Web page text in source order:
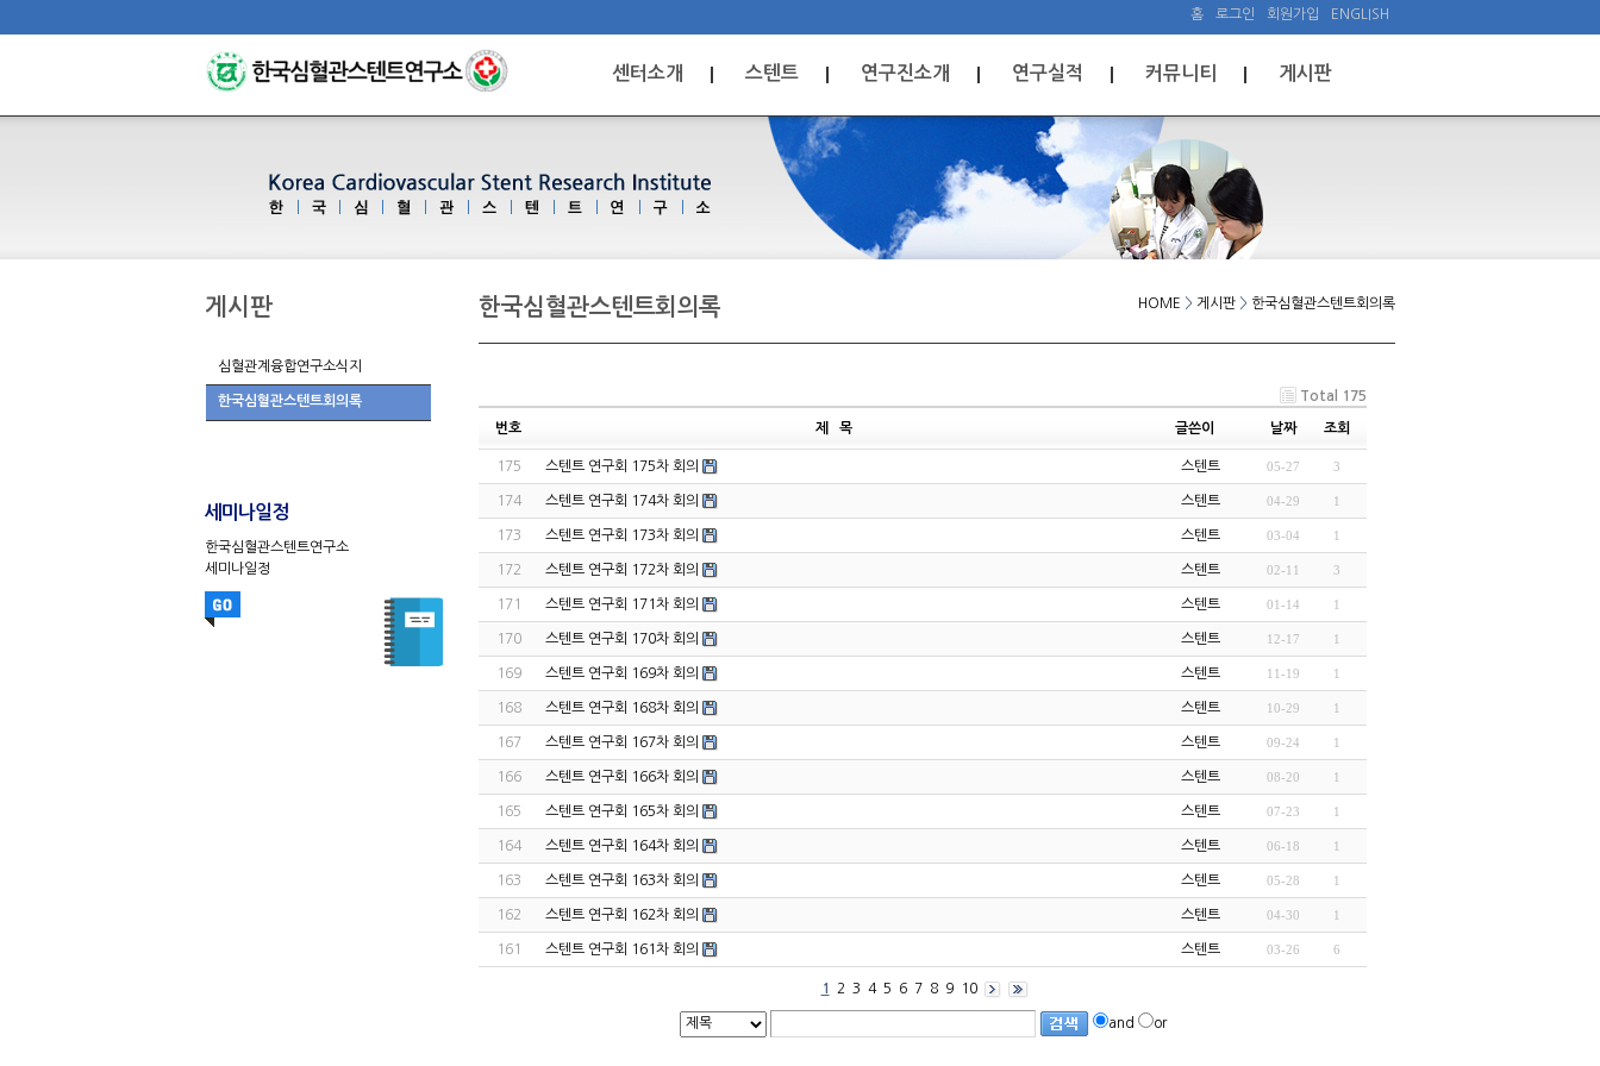
홈 로그인 회원가입 ENGLISH
센터소개 스텐트 연구진소개 연구실적 커뮤니티 게시판
게시판
심혈관계융합연구소식지
한국심혈관스텐트회의록
세미나일정
한국심혈관스텐트연구소
세미나일정
한국심혈관스텐트회의록 HOME > 게시판 > 한국심혈관스텐트회의록
Total 175
번호 제 목 글쓴이 날짜 조회
175 스텐트 연구회 175차 회의 스텐트 05-27 3
174 스텐트 연구회 174차 회의 스텐트 04-29 1
173 스텐트 연구회 173차 회의 스텐트 03-04 1
172 스텐트 연구회 172차 회의 스텐트 02-11 3
171 스텐트 연구회 171차 회의 스텐트 01-14 1
170 스텐트 연구회 170차 회의 스텐트 12-17 1
169 스텐트 연구회 169차 회의 스텐트 11-19 1
168 스텐트 연구회 168차 회의 스텐트 10-29 1
167 스텐트 연구회 167차 회의 스텐트 09-24 1
166 스텐트 연구회 166차 회의 스텐트 08-20 1
165 스텐트 연구회 165차 회의 스텐트 07-23 1
164 스텐트 연구회 164차 회의 스텐트 06-18 1
163 스텐트 연구회 163차 회의 스텐트 05-28 1
162 스텐트 연구회 162차 회의 스텐트 04-30 1
161 스텐트 연구회 161차 회의 스텐트 03-26 6
1 2 3 4 5 6 7 8 9 10
and or